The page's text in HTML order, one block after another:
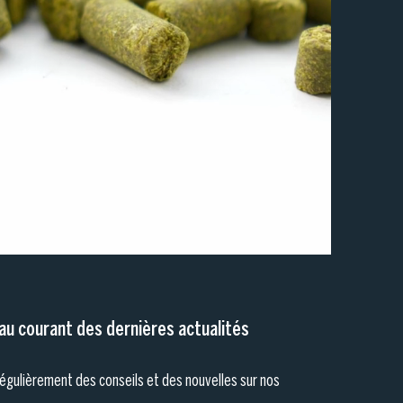
courant des dernières actualités
des conseils et des nouvelles sur nos